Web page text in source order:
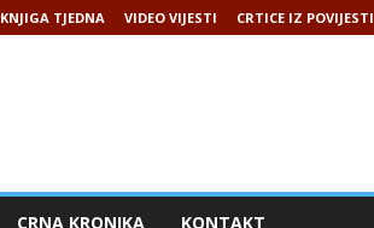
KNJIGA TJEDNA VIDEO VIJESTI CRTICE IZ POVIJESTI
CRNA KRONIKA KONTAKT